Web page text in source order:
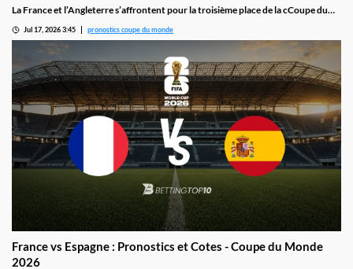
La France et l’Angleterre s’affrontent pour la troisième place de la cCoupe du
incertain et Rice à surveiller pour un match qui promet d’être ouvert.
Jul 17, 2026 3:45 pronostics coupe du monde
France vs Espagne : Pronostics et Cotes - Coupe du Monde
2026